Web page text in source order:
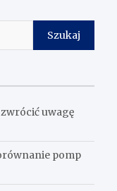
Szukaj
uwagę
pomp